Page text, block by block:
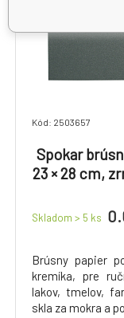
Kód: 2503657
Spokar
23 × 28 cm,
Skladom > 5 ks
Brúsny papier
kremíka, pre
lakov, tmelov,
skla za mokra a